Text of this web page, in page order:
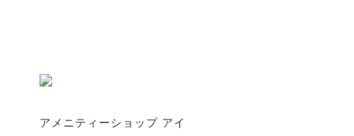
アメニティーショップ アイ